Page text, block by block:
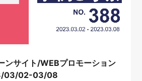
ンサイト/WEBプロモーション
03/02-03/08